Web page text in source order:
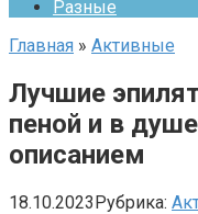
Разные
Главная » Активные
Лучшие
пеной и в
описанием
18.10.2023Рубрика: